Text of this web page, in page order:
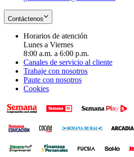
Contáctenos
Horarios de atención
Lunes a Viernes
8:00 a.m. a 6:00 p.m.
Canales de servicio al cliente
Trabaje con nosotros
Paute con nosotros
Cookies